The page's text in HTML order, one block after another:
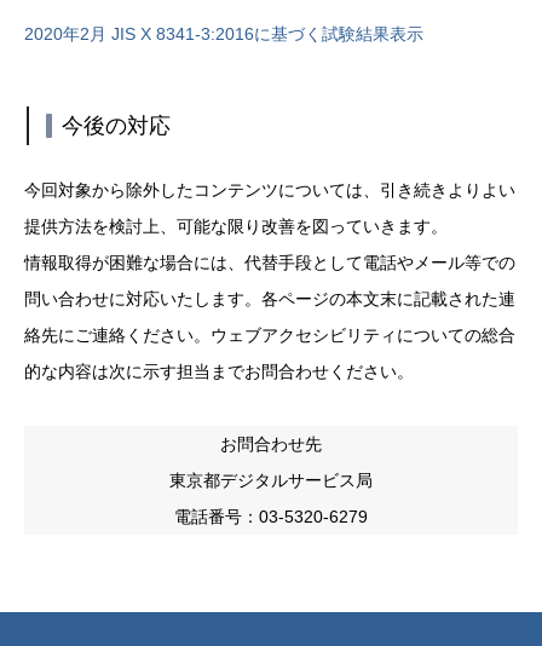
2020年2月 JIS X 8341-3:2016に基づく試験結果表示
今後の対応
今回対象から除外したコンテンツについては、引き続きよりよい
提供方法を検討上、可能な限り改善を図っていきます。
情報取得が困難な場合には、代替手段として電話やメール等での
問い合わせに対応いたします。各ページの本文末に記載された連
絡先にご連絡ください。ウェブアクセシビリティについての総合
的な内容は次に示す担当までお問合わせください。
お問合わせ先
東京都デジタルサービス局
電話番号：03-5320-6279